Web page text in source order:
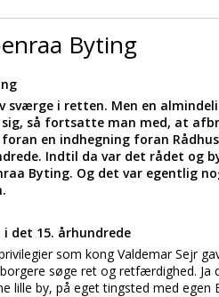
Byting
sværge i retten. Men en
så fortsatte man med, at
en indhegning foran
Indtil da var det rådet og
Byting. Og det var egentlig
det 15. århundrede
som kong Valdemar Sejr
søge ret og retfærdighed.
lille by, på eget tingsted med